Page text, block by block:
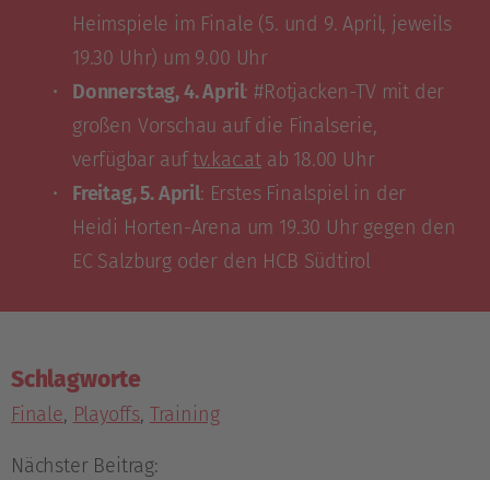
Heimspiele im Finale (5. und 9. April, jeweils
19.30 Uhr) um 9.00 Uhr
Donnerstag, 4. April: #Rotjacken-TV mit der
großen Vorschau auf die Finalserie,
verfügbar auftv.kac.atab 18.00 Uhr
Freitag, 5. April: Erstes Finalspiel in der
Heidi Horten-Arena um 19.30 Uhr gegen den
EC Salzburg oder den HCB Südtirol
Schlagworte
Finale, Playoffs, Training
Nächster Beitrag: